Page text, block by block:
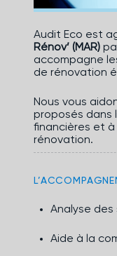
Audit Eco est
Rénov’ (MAR)
accompagne
de rénovation
Nous vous
proposés dans
financières et
rénovation.
Analyse
Aide à la